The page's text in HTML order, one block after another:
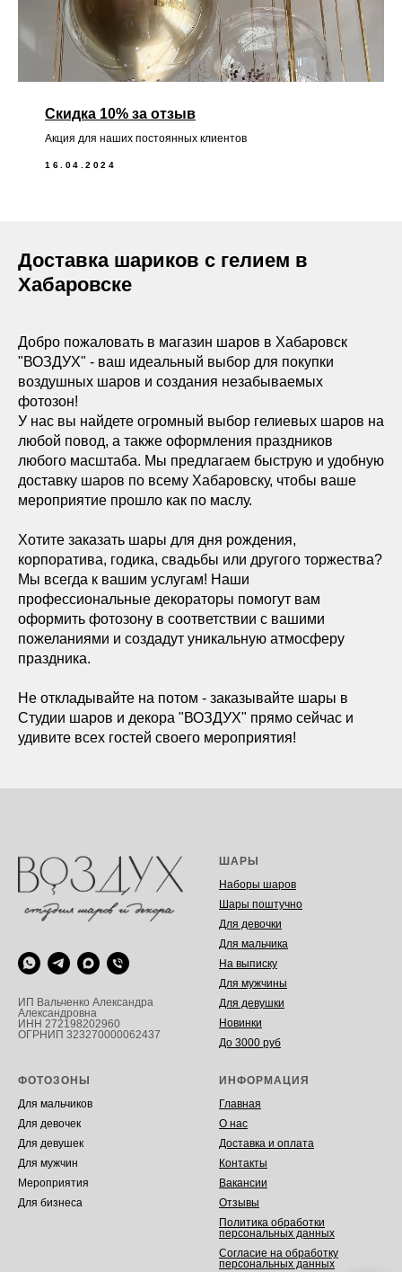
Скидка 10% за отзыв
Акция для наших постоянных клиентов
16.04.2024
Доставка шариков с гелием в
Хабаровске
Добро пожаловать в магазин шаров в Хабаровск
"ВОЗДУХ" - ваш идеальный выбор для покупки
воздушных шаров и создания незабываемых
фотозон!
У нас вы найдете огромный выбор гелиевых шаров на
любой повод, а также оформления праздников
любого масштаба. Мы предлагаем быструю и удобную
доставку шаров по всему Хабаровску, чтобы ваше
мероприятие прошло как по маслу.
Хотите заказать шары для дня рождения,
корпоратива, годика, свадьбы или другого торжества?
Мы всегда к вашим услугам! Наши
профессиональные декораторы помогут вам
оформить фотозону в соответствии с вашими
пожеланиями и создадут уникальную атмосферу
праздника.
Не откладывайте на потом - заказывайте шары в
Студии шаров и декора "ВОЗДУХ" прямо сейчас и
удивите всех гостей своего мероприятия!
ИП Вальченко Александра
Александровна
ИНН 272198202960
ОГРНИП 323270000062437
ШАРЫ
Наборы шаров
Шары поштучно
Для девочки
Для мальчика
На выписку
Для мужчины
Для девушки
Новинки
До 3000 руб
ФОТОЗОНЫ
Для мальчиков
Для девочек
Для девушек
Для мужчин
Мероприятия
Для бизнеса
ИНФОРМАЦИЯ
Главная
О нас
Доставка и оплата
Контакты
Вакансии
Отзывы
Политика обработки
персональных данных
Согласие на обработку
персональных данных